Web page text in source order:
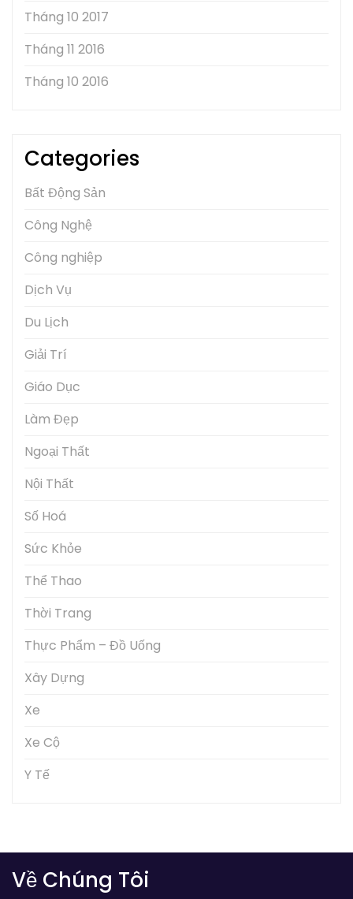
Tháng 10 2017
Tháng 11 2016
Tháng 10 2016
Categories
Bất Động Sản
Công Nghệ
Công nghiệp
Dịch Vụ
Du Lịch
Giải Trí
Giáo Dục
Làm Đẹp
Ngoại Thất
Nội Thất
Số Hoá
Sức Khỏe
Thể Thao
Thời Trang
Thực Phẩm – Đồ Uống
Xây Dựng
Xe
Xe Cộ
Y Tế
Về Chúng Tôi